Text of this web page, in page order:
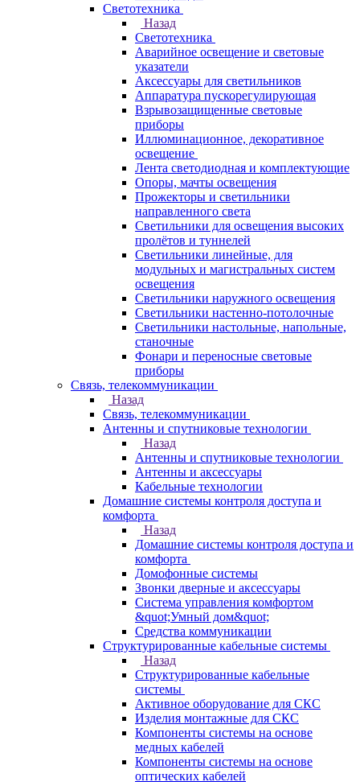
Светотехника
Назад
Светотехника
Аварийное освещение и световые
указатели
Аксессуары для светильников
Аппаратура пускорегулирующая
Взрывозащищенные световые
приборы
Иллюминационное, декоративное
освещение
Лента светодиодная и комплектующие
Опоры, мачты освещения
Прожекторы и светильники
направленного света
Светильники для освещения высоких
пролётов и туннелей
Светильники линейные, для
модульных и магистральных систем
освещения
Светильники наружного освещения
Светильники настенно-потолочные
Светильники настольные, напольные,
станочные
Фонари и переносные световые
приборы
Связь, телекоммуникации
Назад
Связь, телекоммуникации
Антенны и спутниковые технологии
Назад
Антенны и спутниковые технологии
Антенны и аксессуары
Кабельные технологии
Домашние системы контроля доступа и
комфорта
Назад
Домашние системы контроля доступа и
комфорта
Домофонные системы
Звонки дверные и аксессуары
Система управления комфортом
&quot;Умный дом&quot;
Средства коммуникации
Структурированные кабельные системы
Назад
Структурированные кабельные
системы
Активное оборудование для СКС
Изделия монтажные для СКС
Компоненты системы на основе
медных кабелей
Компоненты системы на основе
оптических кабелей